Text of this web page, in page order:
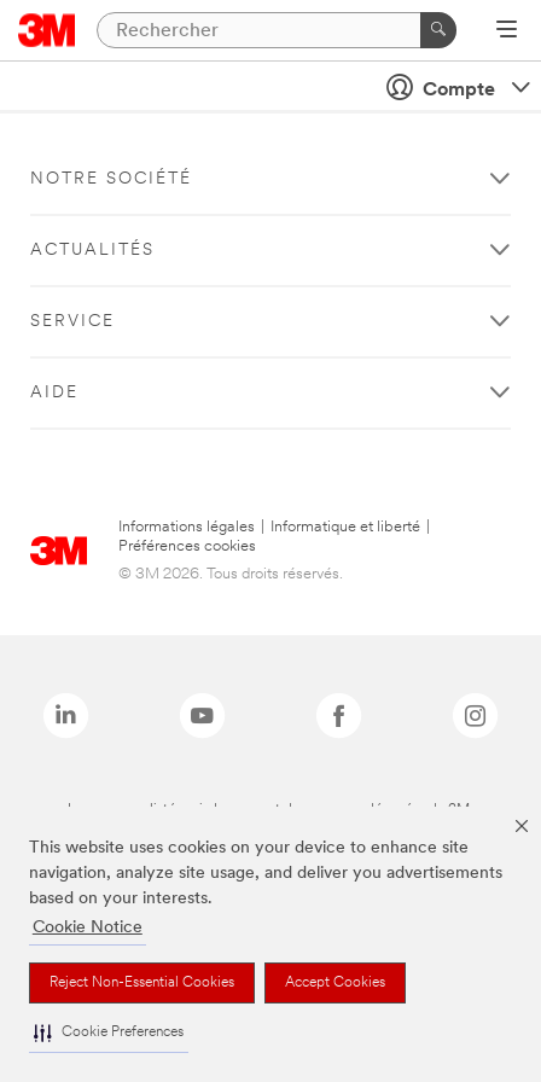
This website uses cookies on your device to enhance site
navigation, analyze site usage, and deliver you advertisements
based on your interests.
Cookie Notice
Reject Non-Essential Cookies Accept Cookies
Cookie Preferences
Compte
NOTRE SOCIÉTÉ
ACTUALITÉS
SERVICE
AIDE
Informations légales Informatique et liberté
Préférences cookies
© 3M 2026. Tous droits réservés.
Les marques listées ci-dessus sont des marques déposées de 3M.